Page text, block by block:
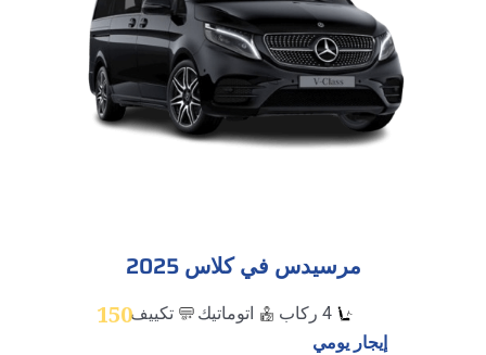
مرسيدس في كلاس 2025
اتوماتيك
تكييف
إيجار يومي
150